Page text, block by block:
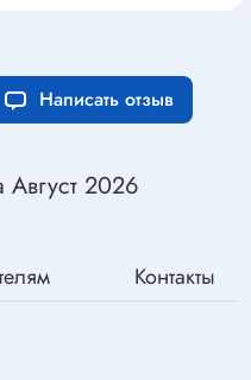
Август 2026
Написать отзыв
Контакты